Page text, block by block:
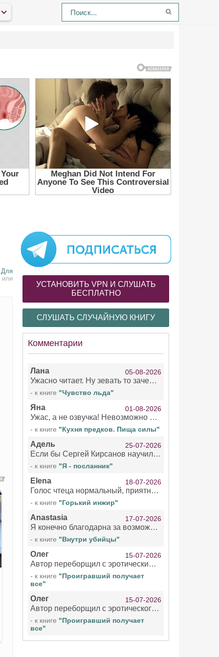
Для
или
УСТАНОВИТЬ VPN И СЛУШАТЬ
БЕСПЛАТНО
СЛУШАТЬ СЛУЧАЙНУЮ КНИГУ
Комментарии
Лана 05-08-2026
Ужасно читает. Ну зевать то зачем. Уже не говорю, что ударения ставит, как хочет.
- к книге "Чувство льда"
Яна 01-08-2026
Ужас, а не озвучка! Невозможно вникать в смысл текста из за кривляний чтеца
- к книге "Кухня предков. Пища силы"
Адель 25-07-2026
Если бы Сергей Кирсанов научился не сглатывать каждые 1-2 минуты слюну, так что слышно в микрофоне и, что вызывает отвращение, то мелжно было бы слушать.
- к книге "Я - посланник"
Elena 18-07-2026
Голос чтеца нормальный, приятный тембр. Мне очень понравилось озвучивание рассказа. Очень странный отзыв Надежды. Может у неё что-то с нервами?
- к книге "Горький инжир"
Anastasia 17-07-2026
Я конечно благодарна за возможность бесплатно слушать книги даже новинки , но чтение этой книги просто ужасно
- к книге "Внутри убийцы"
Олег 15-07-2026
Автор переборщил с эротическими сценами. Похоже, с этим у него проблемы.
- к книге "Проигравший получает
все"
Олег 15-07-2026
Автор переборщил с эротического сценами. Похоже, с этим у него проблемы.
- к книге "Проигравший получает
все"